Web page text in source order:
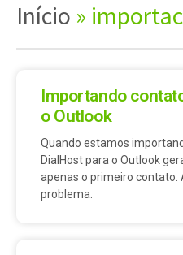
Início »
Importando
o Outlook
Quando estamos
DialHost para o Outlook
apenas o primeiro contato.
problema.